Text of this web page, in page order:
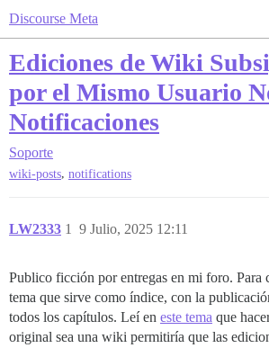
Discourse Meta
Ediciones de Wiki
por el Mismo Usuario
Notificaciones
Soporte
wiki-posts, notifications
LW2333 9 Julio, 2025 12:11
1
Publico ficción por entregas en mi foro. Para
tema que sirve como índice, con la
todos los capítulos. Leí en este tema que
original sea una wiki permitiría que las